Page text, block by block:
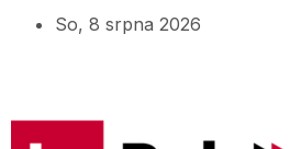
So, 8 srpna 2026